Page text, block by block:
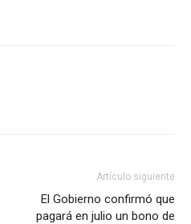
Artículo siguiente
El Gobierno confirmó que
pagará en julio un bono de